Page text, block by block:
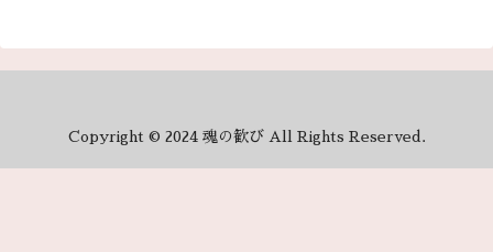
Copyright © 2024 魂の歓び All Rights Reserved.